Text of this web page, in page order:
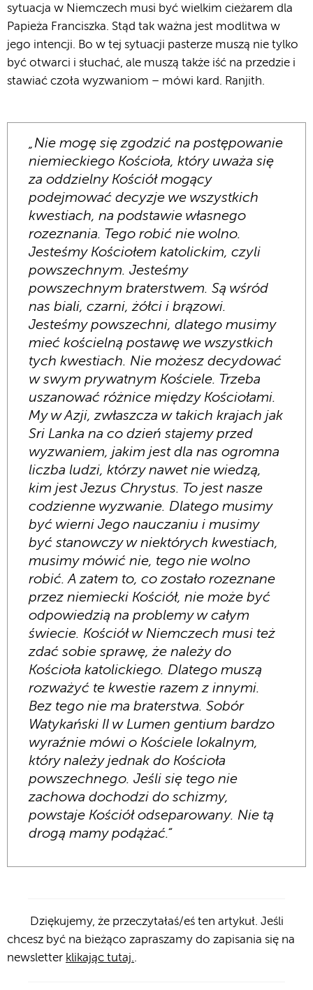
sytuacja w Niemczech musi być wielkim cieżarem dla
Papieża Franciszka. Stąd tak ważna jest modlitwa w
jego intencji. Bo w tej sytuacji pasterze muszą nie tylko
być otwarci i słuchać, ale muszą także iść na przedzie i
stawiać czoła wyzwaniom – mówi kard. Ranjith.
„Nie mogę się zgodzić na postępowanie
niemieckiego Kościoła, który uważa się
za oddzielny Kościół mogący
podejmować decyzje we wszystkich
kwestiach, na podstawie własnego
rozeznania. Tego robić nie wolno.
Jesteśmy Kościołem katolickim, czyli
powszechnym. Jesteśmy
powszechnym braterstwem. Są wśród
nas biali, czarni, żółci i brązowi.
Jesteśmy powszechni, dlatego musimy
mieć kościelną postawę we wszystkich
tych kwestiach. Nie możesz decydować
w swym prywatnym Kościele. Trzeba
uszanować różnice między Kościołami.
My w Azji, zwłaszcza w takich krajach jak
Sri Lanka na co dzień stajemy przed
wyzwaniem, jakim jest dla nas ogromna
liczba ludzi, którzy nawet nie wiedzą,
kim jest Jezus Chrystus. To jest nasze
codzienne wyzwanie. Dlatego musimy
być wierni Jego nauczaniu i musimy
być stanowczy w niektórych kwestiach,
musimy mówić nie, tego nie wolno
robić. A zatem to, co zostało rozeznane
przez niemiecki Kościół, nie może być
odpowiedzią na problemy w całym
świecie. Kościół w Niemczech musi też
zdać sobie sprawę, że należy do
Kościoła katolickiego. Dlatego muszą
rozważyć te kwestie razem z innymi.
Bez tego nie ma braterstwa. Sobór
Watykański II w Lumen gentium bardzo
wyraźnie mówi o Kościele lokalnym,
który należy jednak do Kościoła
powszechnego. Jeśli się tego nie
zachowa dochodzi do schizmy,
powstaje Kościół odseparowany. Nie tą
drogą mamy podążać.“
Dziękujemy, że przeczytałaś/eś ten artykuł. Jeśli
chcesz być na bieżąco zapraszamy do zapisania się na
newsletter klikając tutaj..